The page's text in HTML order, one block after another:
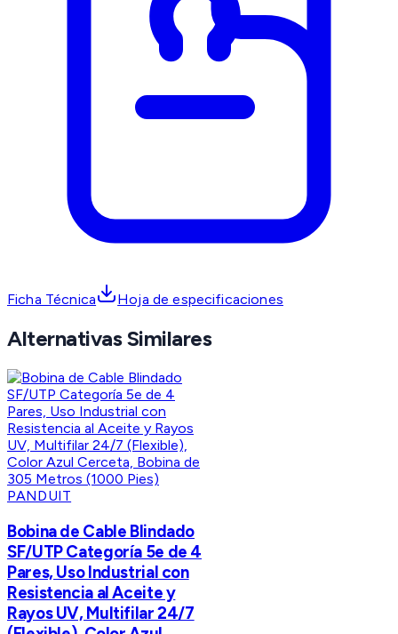
Ficha Técnica Hoja de especificaciones
Alternativas Similares
PANDUIT
Bobina de Cable Blindado
SF/UTP Categoría 5e de 4
Pares, Uso Industrial con
Resistencia al Aceite y
Rayos UV, Multifilar 24/7